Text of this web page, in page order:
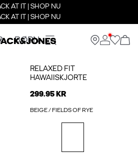
AT IT | SHOP NU
AT IT | SHOP NU
BØRN
RELAXED FIT
HAWAIISKJORTE
299.95 KR
BEIGE / FIELDS OF RYE